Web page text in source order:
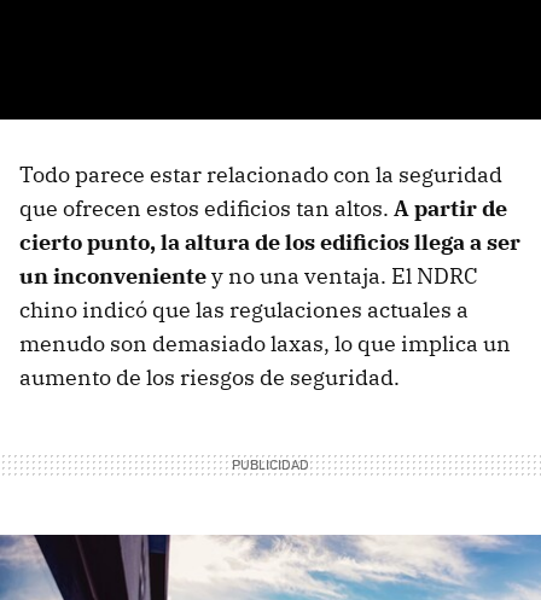
Todo parece estar relacionado con la seguridad
que ofrecen estos edificios tan altos. A partir de
cierto punto, la altura de los edificios llega a ser
un inconvenientey no una ventaja. El NDRC
chino indicó que las regulaciones actuales a
menudo son demasiado laxas, lo que implica un
aumento de los riesgos de seguridad.